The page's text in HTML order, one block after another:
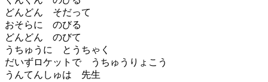
どんどん そだって
おそらに のびる
どんどん のびて
うちゅうに とうちゃく
だいずロケットで うちゅうりょこう
うんてんしゅは 先生